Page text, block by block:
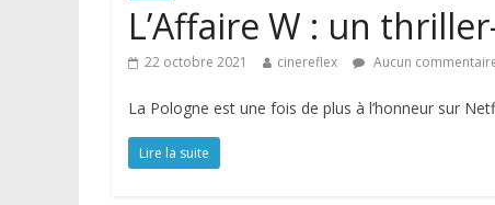
L’Affaire W : un
22 octobre 2021 cinereflex Aucun
La Pologne est une fois de plus à l’honneur sur
Lire la suite